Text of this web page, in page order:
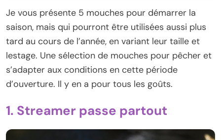
Je vous présente 5 mouches pour démarrer la
saison, mais qui pourront être utilisées aussi plus
tard au cours de l’année, en variant leur taille et
lestage. Une sélection de mouches pour pêcher et
s’adapter aux conditions en cette période
d’ouverture. Il y en a pour tous les goûts.
1. Streamer passe partout